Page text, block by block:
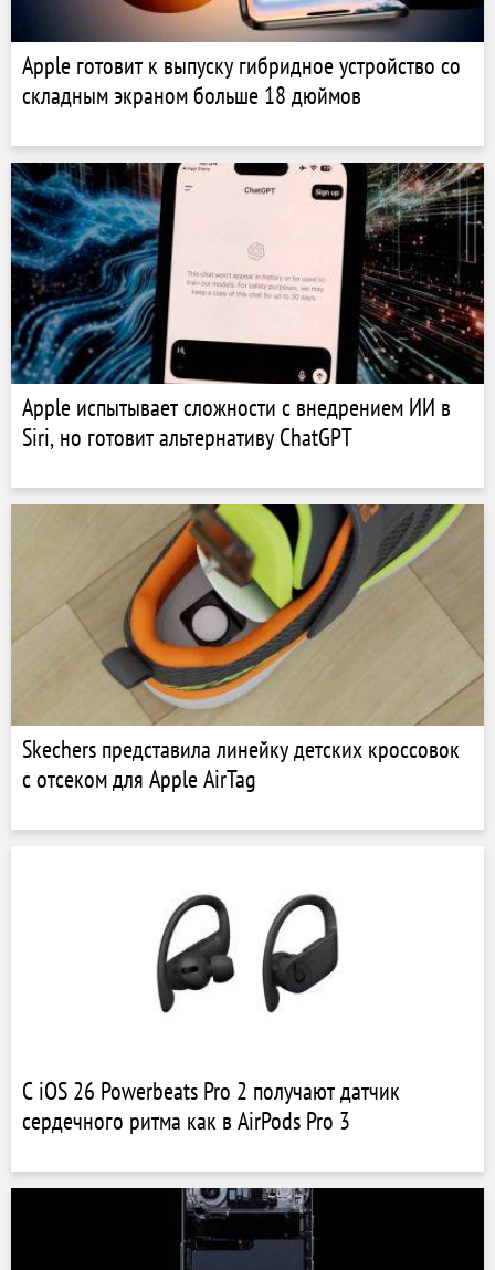
Apple готовит к выпуску гибридное устройство со
складным экраном больше 18 дюймов
Apple испытывает сложности с внедрением ИИ в
Siri, но готовит альтернативу ChatGPT
Skechers представила линейку детских кроссовок
с отсеком для Apple AirTag
С iOS 26 Powerbeats Pro 2 получают датчик
сердечного ритма как в AirPods Pro 3